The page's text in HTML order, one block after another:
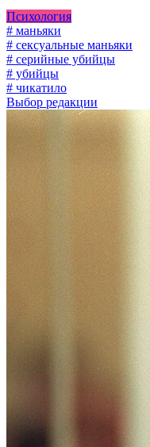
Психология
# маньяки
# сексуальные маньяки
# серийные убийцы
# убийцы
# чикатило
Выбор редакции